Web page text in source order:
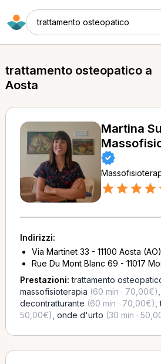
trattamento osteopatico
trattamento osteopatico a
Aosta
Martina
Indirizzi:
Via Martinet 33 - 11100 Aosta (AO)
Rue Du Mont Blanc 69 - 11017
Prestazioni:trattamento
massofisioterapia (60 min · 70,00€)
decontratturante (60 min · 70,00€) ,
50,00€) onde d'urto (30 min ·